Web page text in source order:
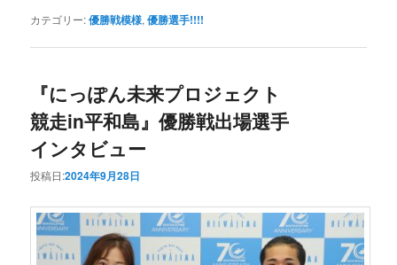
カテゴリー:優勝戦模様,優勝選手!!!!
『にっぽん未来プロジェクト
競走in平和島』優勝戦出場選手
インタビュー
投稿日:2024年9月28日